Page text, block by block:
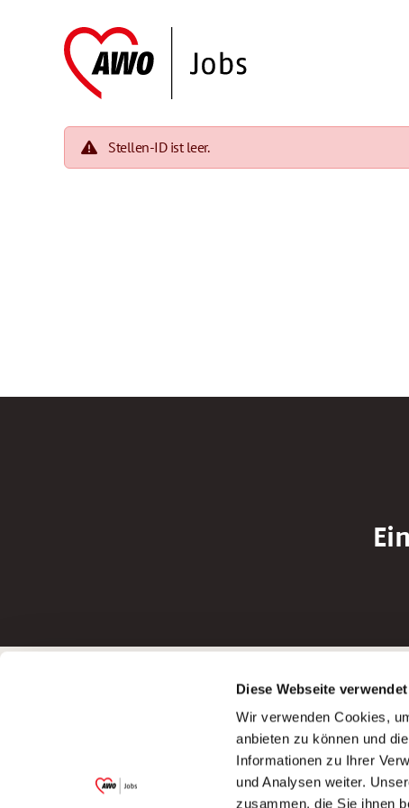
Diese Webseite
Wir verwenden Cookies,
anbieten zu können und
Informationen zu Ihrer
und Analysen weiter.
zusammen, die Sie ihnen
Stellen-ID ist leer.
Garitz Bewirtschaftungsbetriebe GmbH
(Ein Tochterunternehmen des AWO
Bezirksverbandes Unterfranken e.V.)
Bewerbung
Bewerbung
Bewerbung
Bewerbung